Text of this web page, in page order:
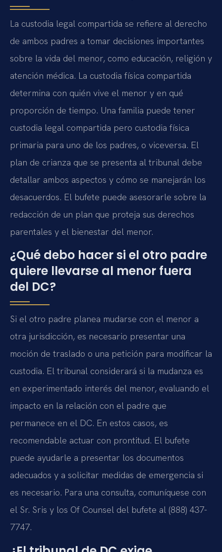
La custodia legal compartida se refiere al derecho
de ambos padres a tomar decisiones importantes
sobre la vida del menor, como educación, religión y
atención médica. La custodia física compartida
determina con quién vive el menor y en qué
proporción de tiempo. Una familia puede tener
custodia legal compartida pero custodia física
primaria para uno de los padres, o viceversa. El
plan de crianza que se presenta al tribunal debe
detallar ambos aspectos y cómo se manejarán los
desacuerdos. El bufete puede asesorarle sobre la
redacción de un plan que proteja sus derechos
parentales y el bienestar del menor.
¿Qué debo hacer si el otro padre
quiere llevarse al menor fuera
del DC?
Si el otro padre planea mudarse con el menor a
otra jurisdicción, es necesario presentar una
moción de traslado o una petición para modificar la
custodia. El tribunal considerará si la mudanza es
en experimentado interés del menor, evaluando el
impacto en la relación con el padre que
permanece en el DC. En estos casos, es
recomendable actuar con prontitud. El bufete
puede ayudarle a presentar los documentos
adecuados y a solicitar medidas de emergencia si
es necesario. Para una consulta, comuníquese con
el Sr. Sris y los Of Counsel del bufete al (888) 437-
7747.